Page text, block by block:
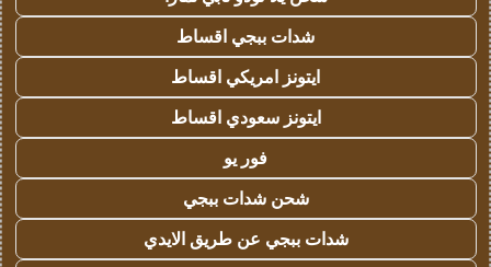
شدات ببجي اقساط
ايتونز امريكي اقساط
ايتونز سعودي اقساط
فور يو
شحن شدات ببجي
شدات ببجي عن طريق الايدي